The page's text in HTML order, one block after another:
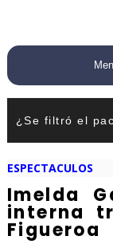
¿Se filtró el
ESPECTACULOS
Imelda
interna
Figueroa